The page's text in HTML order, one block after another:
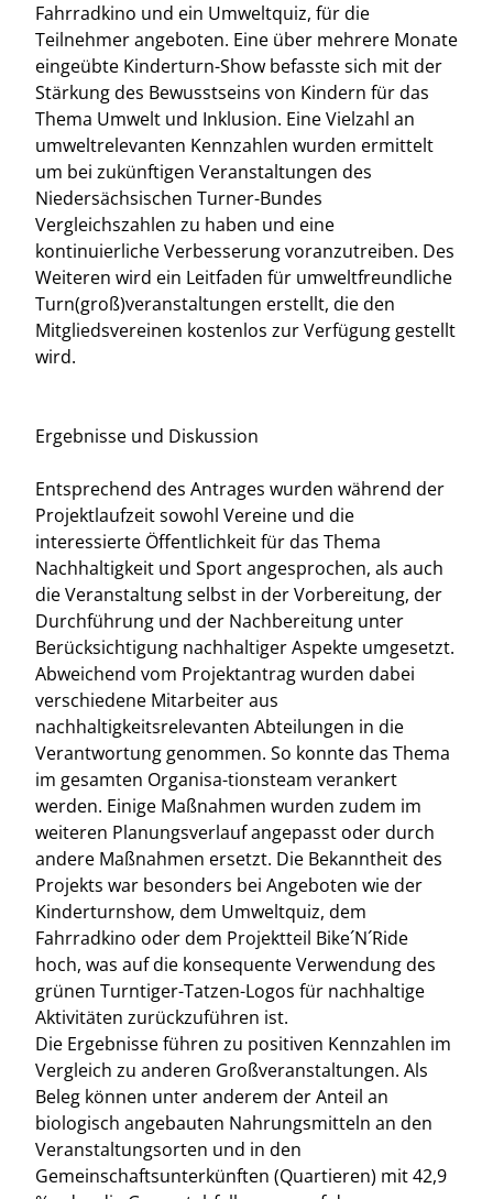
Fahrradkino und ein Umweltquiz, für die
Teilnehmer angeboten. Eine über mehrere Monate
eingeübte Kinderturn-Show befasste sich mit der
Stärkung des Bewusstseins von Kindern für das
Thema Umwelt und Inklusion. Eine Vielzahl an
umweltrelevanten Kennzahlen wurden ermittelt
um bei zukünftigen Veranstaltungen des
Niedersächsischen Turner-Bundes
Vergleichszahlen zu haben und eine
kontinuierliche Verbesserung voranzutreiben. Des
Weiteren wird ein Leitfaden für umweltfreundliche
Turn(groß)veranstaltungen erstellt, die den
Mitgliedsvereinen kostenlos zur Verfügung gestellt
wird.
Ergebnisse und Diskussion
Entsprechend des Antrages wurden während der
Projektlaufzeit sowohl Vereine und die
interessierte Öffentlichkeit für das Thema
Nachhaltigkeit und Sport angesprochen, als auch
die Veranstaltung selbst in der Vorbereitung, der
Durchführung und der Nachbereitung unter
Berücksichtigung nachhaltiger Aspekte umgesetzt.
Abweichend vom Projektantrag wurden dabei
verschiedene Mitarbeiter aus
nachhaltigkeitsrelevanten Abteilungen in die
Verantwortung genommen. So konnte das Thema
im gesamten Organisa-tionsteam verankert
werden. Einige Maßnahmen wurden zudem im
weiteren Planungsverlauf angepasst oder durch
andere Maßnahmen ersetzt. Die Bekanntheit des
Projekts war besonders bei Angeboten wie der
Kinderturnshow, dem Umweltquiz, dem
Fahrradkino oder dem Projektteil Bike´N´Ride
hoch, was auf die konsequente Verwendung des
grünen Turntiger-Tatzen-Logos für nachhaltige
Aktivitäten zurückzuführen ist.
Die Ergebnisse führen zu positiven Kennzahlen im
Vergleich zu anderen Großveranstaltungen. Als
Beleg können unter anderem der Anteil an
biologisch angebauten Nahrungsmitteln an den
Veranstaltungsorten und in den
Gemeinschaftsunterkünften (Quartieren) mit 42,9